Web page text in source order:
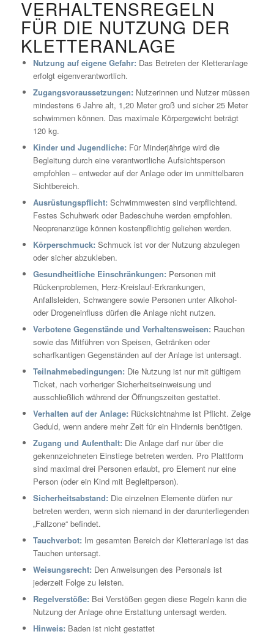
VERHALTENSREGELN
FÜR DIE NUTZUNG DER
KLETTERANLAGE
Nutzung auf eigene Gefahr: Das Betreten der Kletteranlage
erfolgt eigenverantwortlich.
Zugangsvoraussetzungen: Nutzerinnen und Nutzer müssen
mindestens 6 Jahre alt, 1,20 Meter groß und sicher 25 Meter
schwimmen können. Das maximale Körpergewicht beträgt
120 kg.
Kinder und Jugendliche: Für Minderjährige wird die
Begleitung durch eine verantwortliche Aufsichtsperson
empfohlen – entweder auf der Anlage oder im unmittelbaren
Sichtbereich.
Ausrüstungspflicht: Schwimmwesten sind verpflichtend.
Festes Schuhwerk oder Badeschuhe werden empfohlen.
Neoprenanzüge können kostenpflichtig geliehen werden.
Körperschmuck: Schmuck ist vor der Nutzung abzulegen
oder sicher abzukleben.
Gesundheitliche Einschränkungen: Personen mit
Rückenproblemen, Herz-Kreislauf-Erkrankungen,
Anfallsleiden, Schwangere sowie Personen unter Alkohol-
oder Drogeneinfluss dürfen die Anlage nicht nutzen.
Verbotene Gegenstände und Verhaltensweisen: Rauchen
sowie das Mitführen von Speisen, Getränken oder
scharfkantigen Gegenständen auf der Anlage ist untersagt.
Teilnahmebedingungen: Die Nutzung ist nur mit gültigem
Ticket, nach vorheriger Sicherheitseinweisung und
ausschließlich während der Öffnungszeiten gestattet.
Verhalten auf der Anlage: Rücksichtnahme ist Pflicht. Zeige
Geduld, wenn andere mehr Zeit für ein Hindernis benötigen.
Zugang und Aufenthalt: Die Anlage darf nur über die
gekennzeichneten Einstiege betreten werden. Pro Plattform
sind maximal drei Personen erlaubt, pro Element nur eine
Person (oder ein Kind mit Begleitperson).
Sicherheitsabstand: Die einzelnen Elemente dürfen nur
betreten werden, wenn sich niemand in der darunterliegenden
„Fallzone“ befindet.
Tauchverbot: Im gesamten Bereich der Kletteranlage ist das
Tauchen untersagt.
Weisungsrecht: Den Anweisungen des Personals ist
jederzeit Folge zu leisten.
Regelverstöße: Bei Verstößen gegen diese Regeln kann die
Nutzung der Anlage ohne Erstattung untersagt werden.
Hinweis: Baden ist nicht gestattet